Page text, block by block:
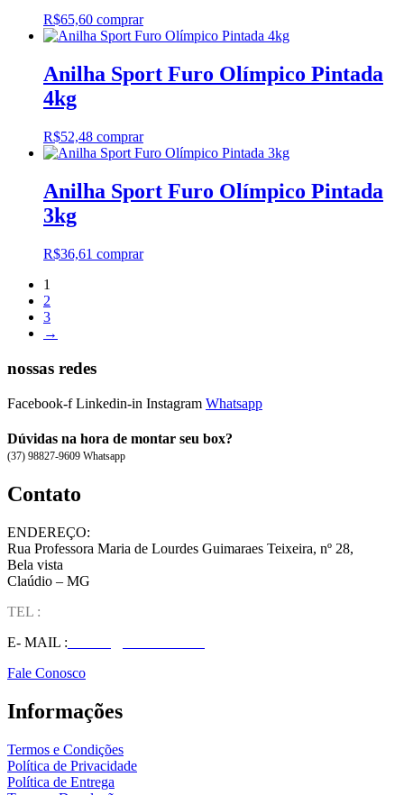
R$65,60 comprar
Anilha Sport Furo Olímpico Pintada
4kg
R$52,48 comprar
Anilha Sport Furo Olímpico Pintada
3kg
R$36,61 comprar
1
2
3
→
nossas redes
Facebook-f Linkedin-in Instagram Whatsapp
Dúvidas na hora de montar seu box?
(37) 98827-9609 Whatsapp
Contato
ENDEREÇO:
Rua Professora Maria de Lourdes Guimaraes Teixeira, nº 28,
Bela vista
Claúdio – MG
TEL :
E- MAIL :
Fale Conosco
Informações
Termos e Condições
Política de Privacidade
Política de Entrega